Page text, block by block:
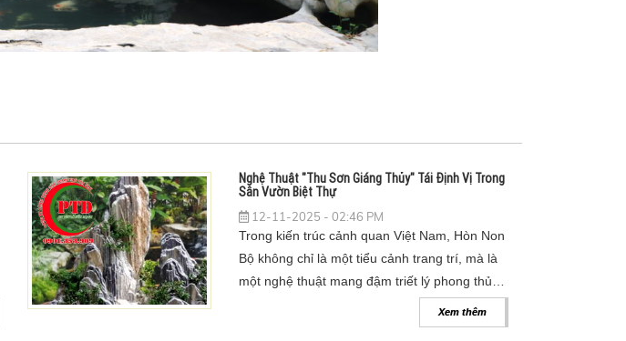
Nghệ Thuật "Thu Sơn Giáng Thủy" Tái Định Vị Trong
Sân Vườn Biệt Thự
12-11-2025 - 02:46 PM
Trong kiến trúc cảnh quan Việt Nam, Hòn Non
Bộ không chỉ là một tiểu cảnh trang trí, mà là
một nghệ thuật mang đậm triết lý phong thủy,
thể hiện khát vọng "thu sơn giáng thủy" -
mang cả núi sông hùng vĩ về trong sân vườn.
Xem thêm